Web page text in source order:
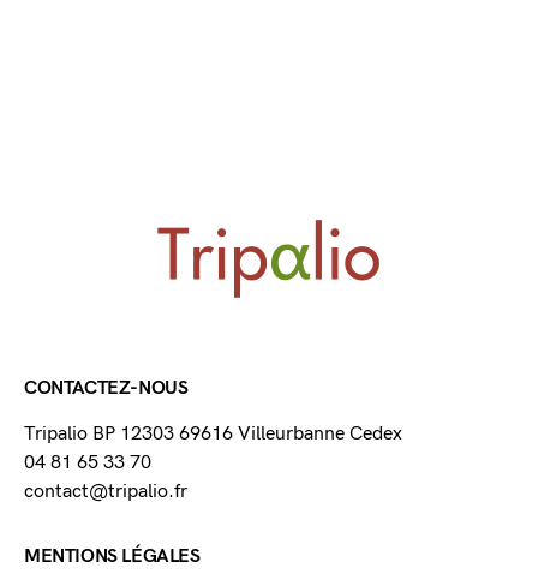
CONTACTEZ-NOUS
Tripalio BP 12303 69616 Villeurbanne Cedex
04 81 65 33 70
contact@tripalio.fr
MENTIONS LÉGALES